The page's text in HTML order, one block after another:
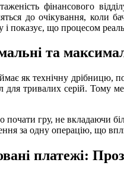
фінансового
до очікування,
показує, що процесом
та
як технічну дрібницю,
тривалих серій. Тому
почати гру, не вкладаючи
за одну операцію, що
платежі: